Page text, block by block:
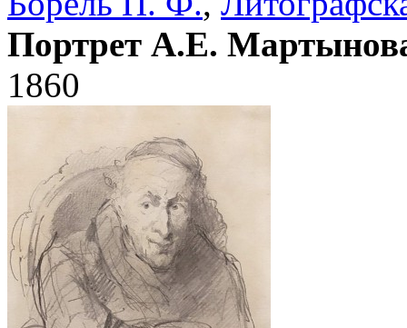
Портрет А.Е.
1860